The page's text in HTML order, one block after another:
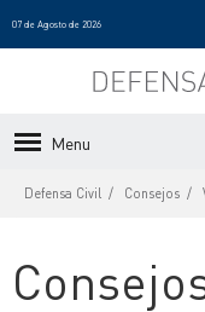
07 de Agosto de 2026
Menu
Defensa Civil Consejos